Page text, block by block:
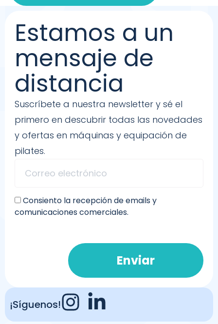
Estamos a un
mensaje de
distancia
Suscríbete a nuestra newsletter y sé el
primero en descubrir todas las novedades
y ofertas en máquinas y equipación de
pilates.
Consiento la recepción de emails y
comunicaciones comerciales.
Enviar
¡Síguenos!